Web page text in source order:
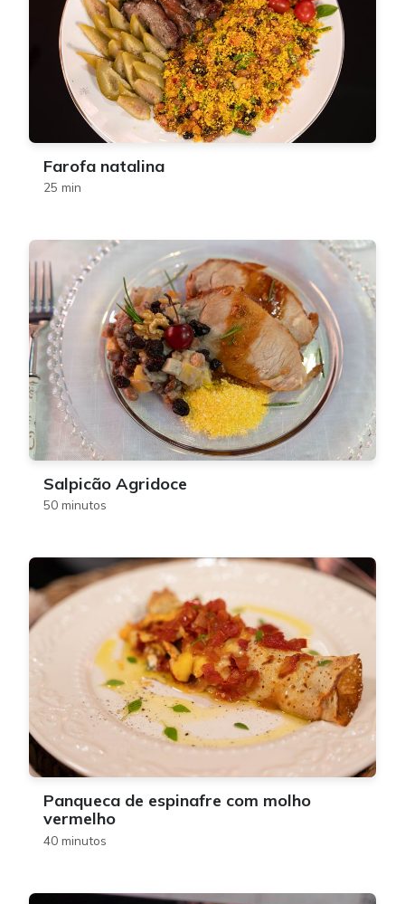
Farofa natalina
25 min
Salpicão Agridoce
50 minutos
Panqueca de espinafre com molho
vermelho
40 minutos